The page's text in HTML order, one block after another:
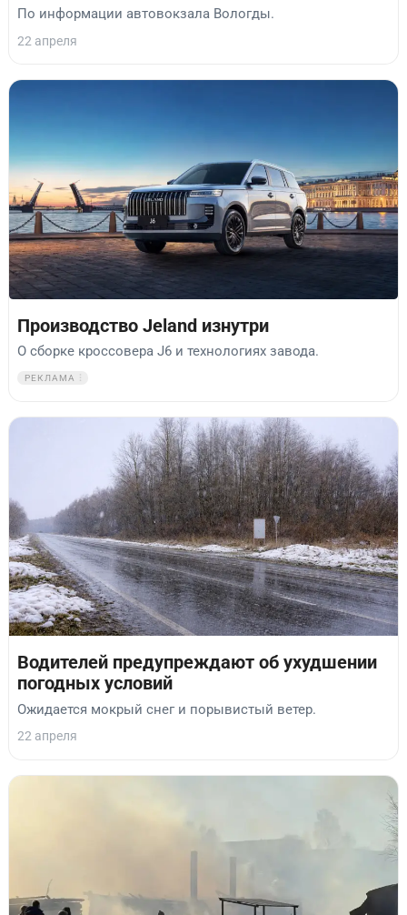
По информации автовокзала Вологды.
22 апреля
Производство Jeland изнутри
О сборке кроссовера J6 и технологиях завода.
РЕКЛАМА
Водителей предупреждают об ухудшении
погодных условий
Ожидается мокрый снег и порывистый ветер.
22 апреля